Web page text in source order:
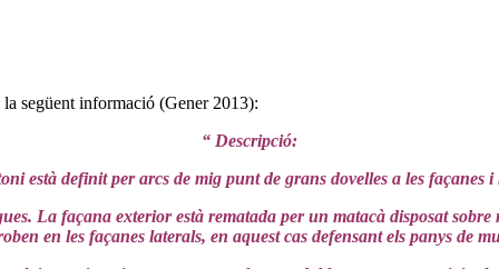
següent informació (Gener 2013):
“ Descripció:
està definit per arcs de mig punt de grans dovelles a les façanes
La façana exterior està rematada per un matacà disposat
en les façanes laterals, en aquest cas defensant els panys de